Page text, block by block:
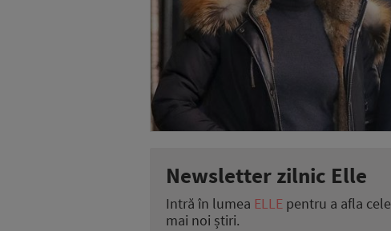
Newsletter zilnic Elle
Intră în lumea ELLE pentru a afla cele
mai noi știri.